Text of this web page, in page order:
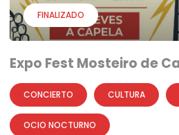
FINALIZADO
Expo Fest Mosteiro de
CONCIERTO CULTURA
OCIO NOCTURNO